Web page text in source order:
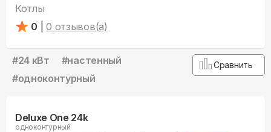
Котлы
0
0 отзывов(а)
#24 кВт #настенный
#одноконтурный
Сравнить
Deluxe One 24k
одноконтурный